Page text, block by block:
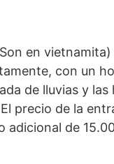
en
con un
de lluvias y
precio de la
de